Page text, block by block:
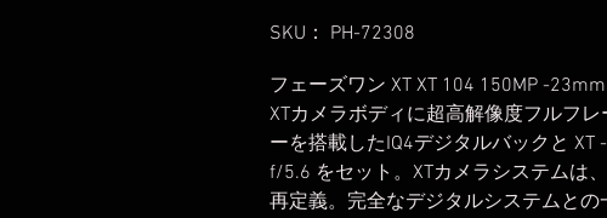
SKU： PH-72308
フェーズワン XT XT 104 150MP -
XTカメラボディに超高解像度フルフ
ーを搭載したIQ4デジタルバックと XT
f/5.6 をセット。XTカメラシステムは
再定義。完全なデジタルシステムと